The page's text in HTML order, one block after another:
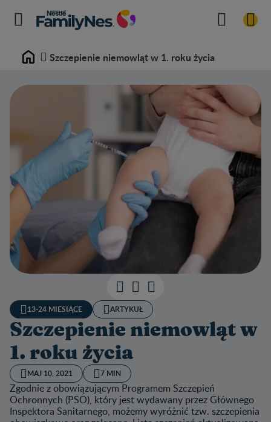
Home Szczepienie niemowląt w 1. roku życia
13-24 MIESIĄCE ARTYKUŁ
Szczepienie niemowląt w
1. roku życia
MAJ 10, 2021 7 MIN
Zgodnie z obowiązującym Programem Szczepień
Ochronnych (PSO), który jest wydawany przez Głównego
Inspektora Sanitarnego, możemy wyróżnić tzw. szczepienia